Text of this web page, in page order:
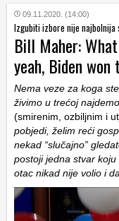
09.11.2020. (14:00)
Izgubiti izbore nije najbolnija
Bill Maher:
yeah, Biden
Nema veze za koga
živimo u trećoj
(smirenim, ozbiljnim i
pobjedi, želim reći
nekad “slučajno”
postoji jedna stvar
otac nikad nije volio i